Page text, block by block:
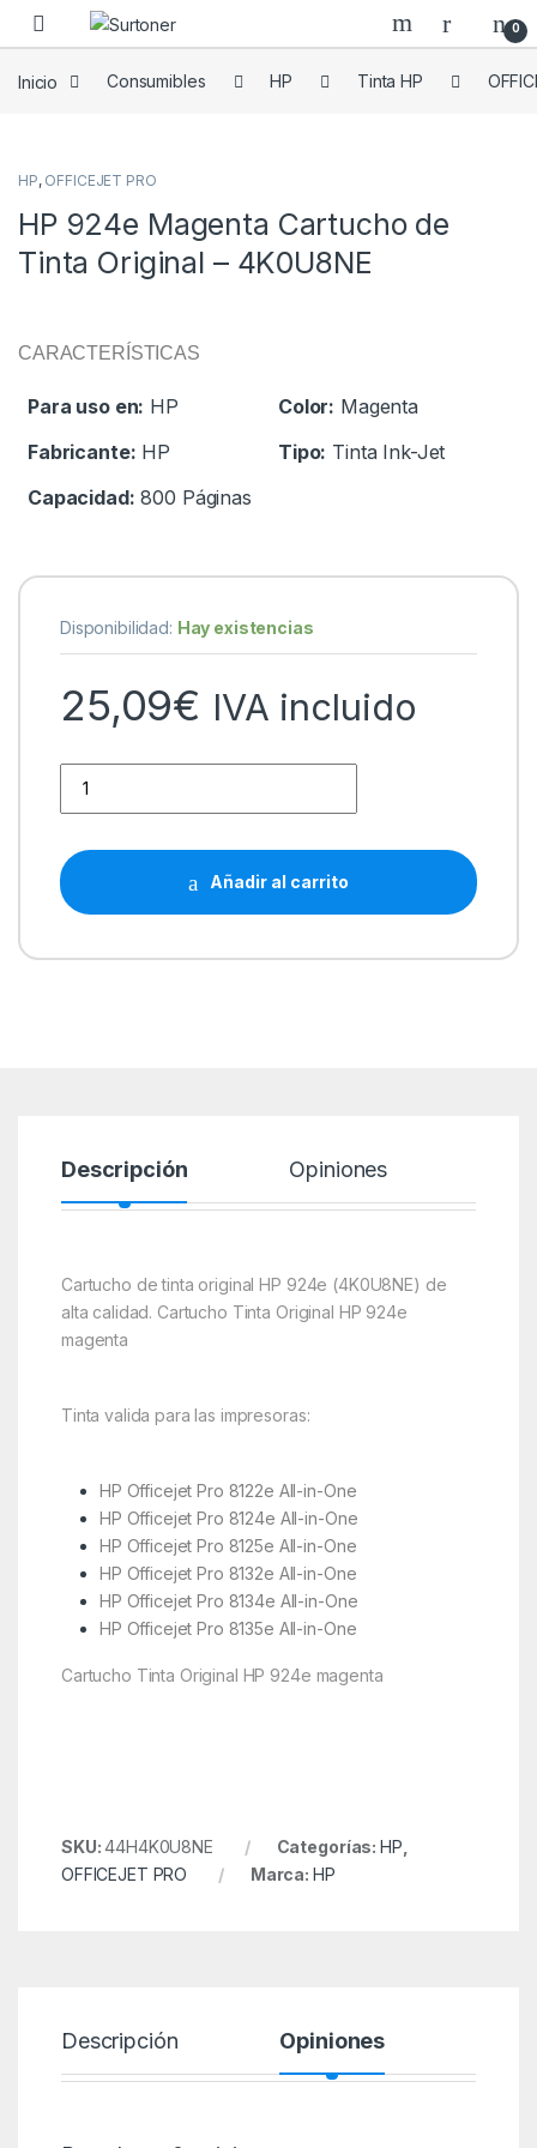
Skip to navigation
Skip to content
0
Inicio Consumibles HP Tinta HP
HP, OFFICEJET PRO
HP 924e Magenta Cartucho de
Tinta Original – 4K0U8NE
CARACTERÍSTICAS
Para uso en: HP Color: Magenta
Fabricante: HP Tipo: Tinta Ink-Jet
Capacidad: 800 Páginas
Disponibilidad: Hay existencias
25,09€ IVA incluido
Añadir al carrito
Descripción Opiniones
Cartucho de tinta original HP 924e (4K0U8NE) de
alta calidad. Cartucho Tinta Original HP 924e
magenta
Tinta valida para las impresoras:
HP Officejet Pro 8122e All-in-One
HP Officejet Pro 8124e All-in-One
HP Officejet Pro 8125e All-in-One
HP Officejet Pro 8132e All-in-One
HP Officejet Pro 8134e All-in-One
HP Officejet Pro 8135e All-in-One
Cartucho Tinta Original HP 924e magenta
SKU:44H4K0U8NE Categorías: HP
OFFICEJET PRO
Marca: HP
Descripción Opiniones